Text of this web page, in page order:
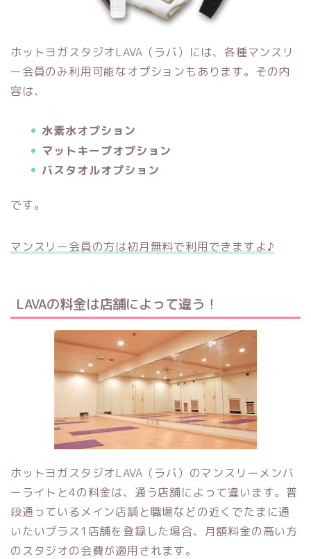
ホットヨガスタジオLAVA（ラバ） には、各種マンスリ
ー会員のみ利用可能なオプションもあります。その内
容は、
水素水オプション
マットキープオプション
バスタオルオプション
です。
マンスリー会員の方は初月無料で利用できますよ♪
LAVAの料金は店舗によって違う！
ホットヨガスタジオLAVA（ラバ） のマンスリーメンバ
ーライトと4の料金は、通う店舗によって違います。普
段通っているメイン店舗と職場などの近くでたまに通
いたいプラス1店舗を登録した場合、月額料金の高い方
のスタジオの会費が適用されます。